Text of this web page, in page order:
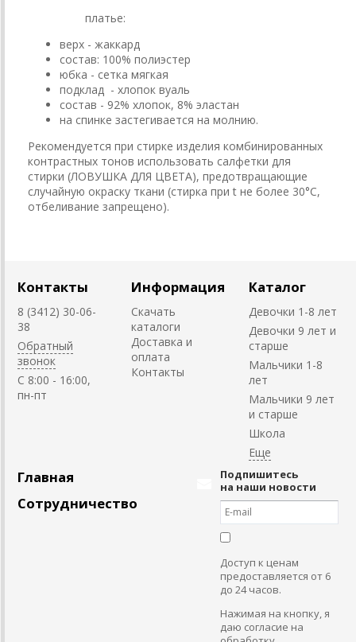
платье:
верх - жаккард
состав: 100% полиэстер
юбка - сетка мягкая
подклад - хлопок вуаль
состав - 92% хлопок, 8% эластан
на спинке застегивается на молнию.
Рекомендуется при стирке изделия комбинированных
контрастных тонов использовать салфетки для
стирки (ЛОВУШКА ДЛЯ ЦВЕТА), предотвращающие
случайную окраску ткани (стирка при t не более 30°C,
отбеливание запрещено).
Контакты
8 (3412) 30-06-
38
Обратный
звонок
C 8:00 - 16:00,
пн-пт
Информация
Скачать
каталоги
Доставка и
оплата
Контакты
Каталог
Девочки 1-8 лет
Девочки 9 лет и
старше
Мальчики 1-8
лет
Мальчики 9 лет
и старше
Школа
Главная
Сотрудничество
Подпишитесь
на наши новости
Доступ к ценам
предоставляется от 6
до 24 часов.
Нажимая на кнопку, я
даю согласие на